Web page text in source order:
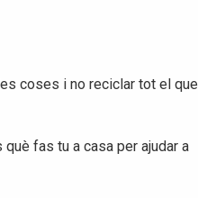
coses i no reciclar tot el que
fas tu a casa per ajudar a